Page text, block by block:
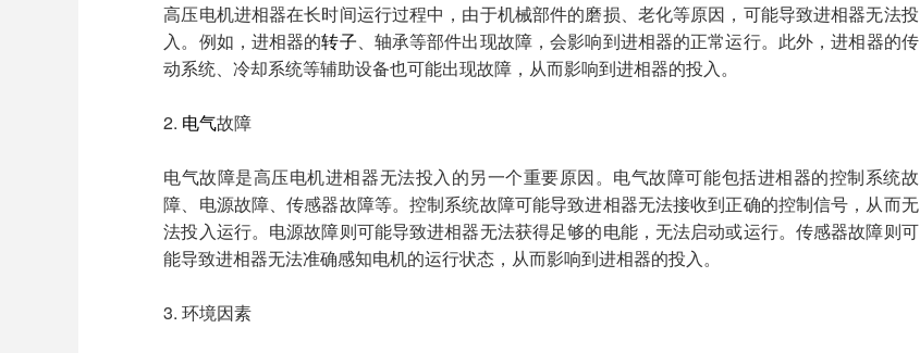
高压电机进相器在长时间运行过程中，由于机械部件的磨损、老化等原因，可能导致进相器无法投
入。例如，进相器的转子、轴承等部件出现故障，会影响到进相器的正常运行。此外，进相器的传
动系统、冷却系统等辅助设备也可能出现故障，从而影响到进相器的投入。
2. 电气故障
电气故障是高压电机进相器无法投入的另一个重要原因。电气故障可能包括进相器的控制系统故
障、电源故障、传感器故障等。控制系统故障可能导致进相器无法接收到正确的控制信号，从而无
法投入运行。电源故障则可能导致进相器无法获得足够的电能，无法启动或运行。传感器故障则可
能导致进相器无法准确感知电机的运行状态，从而影响到进相器的投入。
3. 环境因素